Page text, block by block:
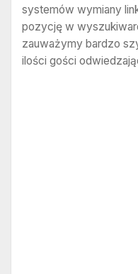
systemów wymiany
pozycję w
zauważymy bardzo
ilości gości